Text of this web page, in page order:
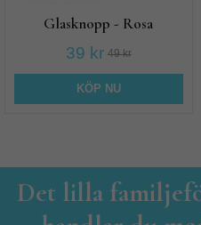
Glasknopp - Rosa
39 kr 49 kr
KÖP NU
Det lilla